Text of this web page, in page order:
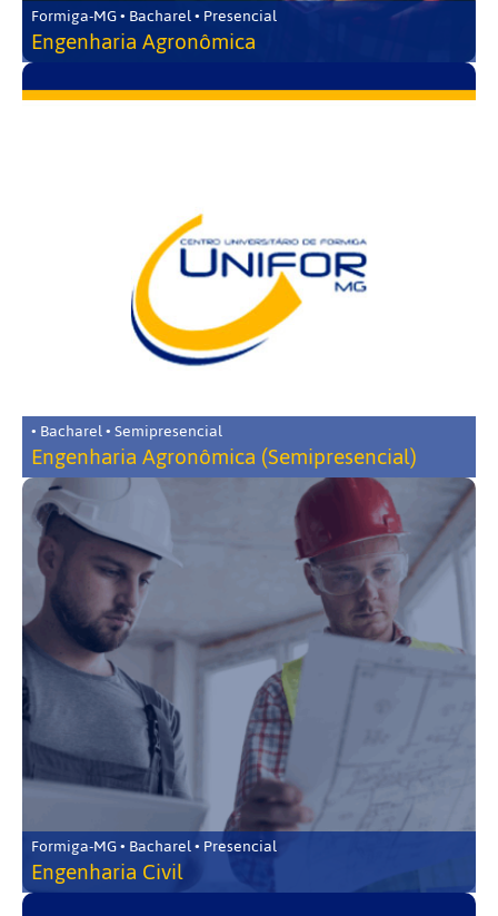
Formiga-MG • Bacharel • Presencial
Engenharia Agronômica
• Bacharel • Semipresencial
Engenharia Agronômica (Semipresencial)
Formiga-MG • Bacharel • Presencial
Engenharia Civil